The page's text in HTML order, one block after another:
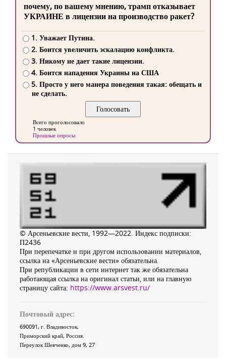
почему, по вашему мнению, трамп отказывает
УКРАИНЕ в лицензии на производство ракет?
1. Уважает Путина.
2. Боится увеличить эскалацию конфликта.
3. Никому не дает такие лицензии.
4. Боится нападения Украины на США
5. Просто у него манера поведения такая: обещать и
не сделать.
Всего проголосовало
1 человек
Прошлые опросы
© Арсеньевские вести, 1992—2022. Индекс подписки:
П2436
При перепечатке и при другом использовании материалов,
ссылка на «Арсеньевские вести» обязательна.
При републикации в сети интернет так же обязательна
работающая ссылка на оригинал статьи, или на главную
страницу сайта: https://www.arsvest.ru/
Почтовый адрес:
690091, г. Владивосток,
Приморский край, Россия
Переулок Шевченко, дом 9, 27